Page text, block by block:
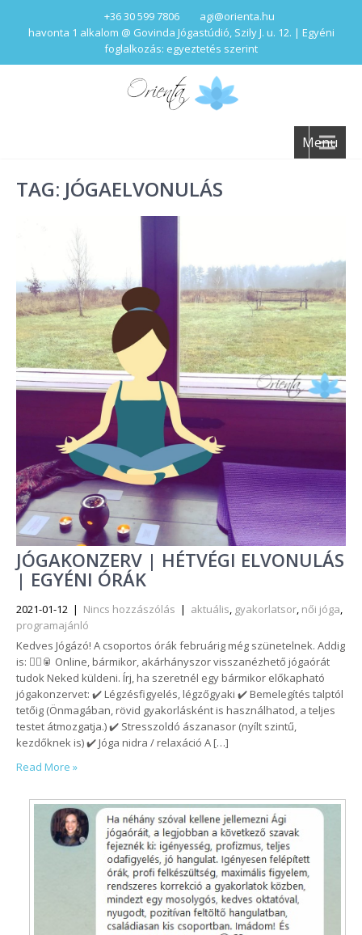
+36 30 599 7806
agi@orienta.hu
havonta 1 alkalom @ Govinda Jógastúdió, Szily J. u. 12. | Egyéni
foglalkozás: egyeztetés szerint
Menu
TAG: JÓGAELVONULÁS
JÓGAKONZERV | HÉTVÉGI ELVONULÁS
| EGYÉNI ÓRÁK
2021-01-12 | Nincs hozzászólás | aktuális, gyakorlatsor, női jóga,
programajánló
Kedves Jógázó! A csoportos órák februárig még szünetelnek. Addig
is: 🧘‍♀️🥫 Online, bármikor, akárhányszor visszanézhető jógaórát
tudok Neked küldeni. Írj, ha szeretnél egy bármikor előkapható
jógakonzervet: ✔️ Légzésfigyelés, légzőgyaki ✔️ Bemelegítés talptól
tetőig (Önmagában, rövid gyakorlásként is használhatod, a teljes
testet átmozgatja.) ✔️ Stresszoldó ászanasor (nyílt szintű,
kezdőknek is) ✔️ Jóga nidra / relaxáció A […]
Read More »